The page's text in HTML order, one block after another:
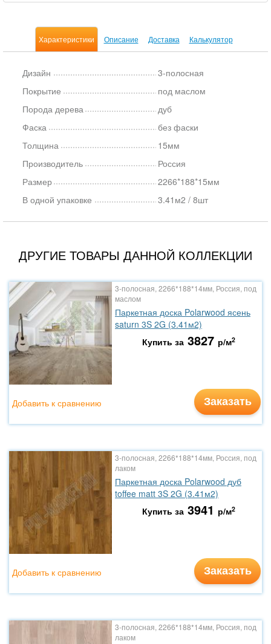
Характеристики Описание Доставка Калькулятор
Дизайн
3-полосная
Покрытие
под маслом
Порода дерева
дуб
Фаска
без фаски
Толщина
15мм
Производитель
Россия
Размер
2266*188*15мм
В одной упаковке
3.41м2 / 8шт
ДРУГИЕ ТОВАРЫ ДАННОЙ КОЛЛЕКЦИИ
3-полосная, 2266*188*14мм, Россия, под
маслом
Паркетная доска Polarwood ясень
saturn 3S 2G (3.41м2)
Купить за 3827 р/м2
Заказать
Добавить к сравнению
3-полосная, 2266*188*14мм, Россия, под
лаком
Паркетная доска Polarwood дуб
toffee matt 3S 2G (3.41м2)
Купить за 3941 р/м2
Заказать
Добавить к сравнению
3-полосная, 2266*188*14мм, Россия, под
лаком